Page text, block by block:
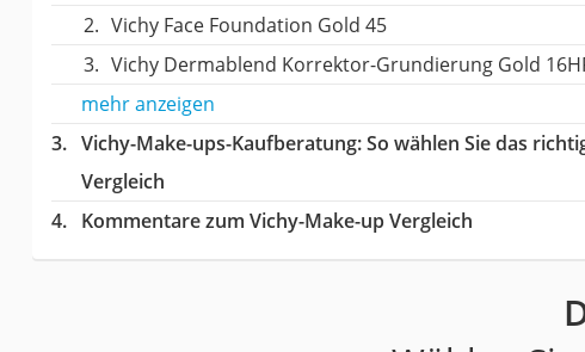
Vichy Face Foundation Gold 45
Vichy Dermablend Korrektor-Grundierung Gold
mehr anzeigen
Vichy-Make-ups-Kaufberatung: So wählen Sie das
Vergleich
Kommentare zum Vichy-Make-up Vergleich